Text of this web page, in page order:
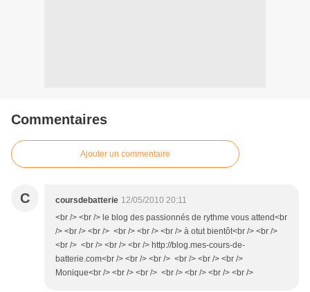
Commentaires
Ajouter un commentaire
C coursdebatterie 12/05/2010 20:11
<br /> <br /> le blog des passionnés de rythme vous attend<br
/> <br /> <br /> <br /> <br /> <br /> à otut bientôt<br /> <br />
<br /> <br /> <br /> <br /> http://blog.mes-cours-de-
batterie.com<br /> <br /> <br /> <br /> <br /> <br />
Monique<br /> <br /> <br /> <br /> <br /> <br /> <br />